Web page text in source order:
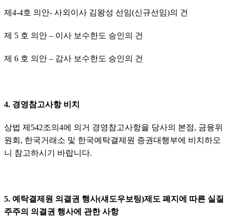
제4-4호 의안- 사외이사 김왕성 선임(신규선임)의 건
제 5 호 의안 – 이사 보수한도 승인의 건
제 6 호 의안 – 감사 보수한도 승인의 건
4. 경영참고사항 비치
상법 제542조의4에 의거 경영참고사항을 당사의 본점, 금융위
원회, 한국거래소 및 한국예탁결제원 증권대행부에 비치하오
니 참고하시기 바랍니다.
5. 예탁결제원 의결권 행사(섀도우보팅)제도 폐지에 따른 실질
주주의 의결권 행사에 관한 사항